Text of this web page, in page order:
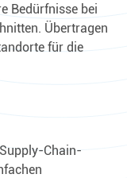
Bedürfnisse bei
Übertragen
für die
Chain-